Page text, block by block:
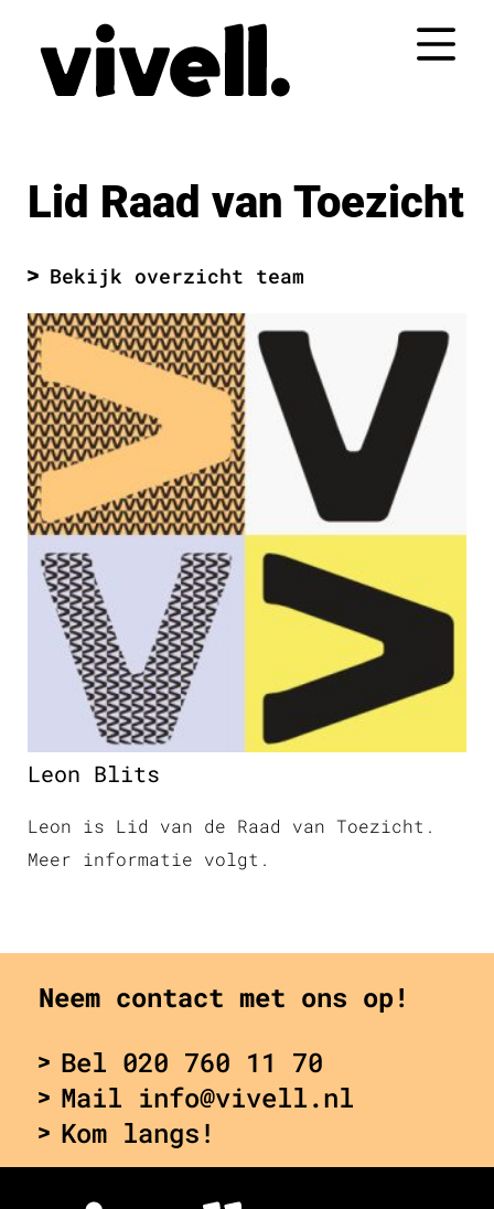
inhoud
springen
Lid Raad van Toezicht
Bekijk overzicht team
Leon Blits
Leon is Lid van de Raad van Toezicht.
Meer informatie volgt.
Neem contact met ons op!
Bel 020 760 11 70
Mail info@vivell.nl
Kom langs!